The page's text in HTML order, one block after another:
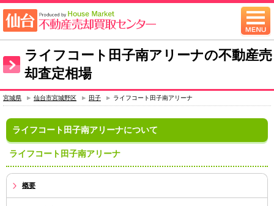
ライフコート田子南アリーナの不動産売
却査定相場
宮城県 仙台市宮城野区 田子 ライフコート田子南アリーナ
ライフコート田子南アリーナについて
ライフコート田子南アリーナ
概要